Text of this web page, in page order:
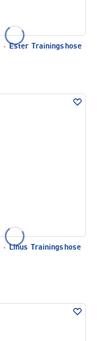
· Ester Trainingshose
· Linus Trainingshose